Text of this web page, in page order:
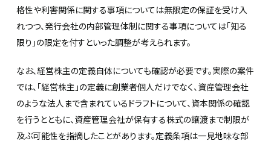
格性や利害関係に関する事項については無限定の保証を受け入
れつつ、発行会社の内部管理体制に関する事項については「知る
限り」の限定を付すといった調整が考えられます。
なお、経営株主の定義自体についても確認が必要です。実際の案件
では、「経営株主」の定義に創業者個人だけでなく、資産管理会社
のような法人まで含まれているドラフトについて、資本関係の確認
を行うとともに、資産管理会社が保有する株式の譲渡まで制限が
及ぶ可能性を指摘したことがあります。定義条項は一見地味な部